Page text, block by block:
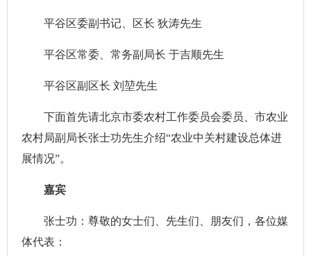
平谷区委副书记、区长 狄涛先生
平谷区常委、常务副局长 于吉顺先生
平谷区副区长 刘堃先生
下面首先请北京市委农村工作委员会委员、市农业
农村局副局长张士功先生介绍“农业中关村建设总体进
展情况”。
嘉宾
张士功：尊敬的女士们、先生们、朋友们，各位媒
体代表：